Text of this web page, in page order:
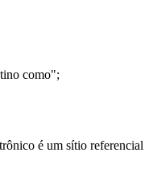
como";
é um sítio referencial